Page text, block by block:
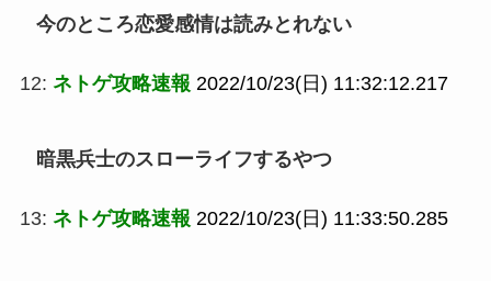
今のところ恋愛感情は読みとれない
12: ネトゲ攻略速報 2022/10/23(日) 11:32:12.217
暗黒兵士のスローライフするやつ
13: ネトゲ攻略速報 2022/10/23(日) 11:33:50.285